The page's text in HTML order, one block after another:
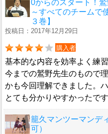
0からのスタート！
～すべてのチームで
３巻】
投稿日：2017年12月29日
購入者
基本的な内容を効率よく練
今までの鷲野先生のもので
かも今回理解できました。
とても分かりやすかったです
籠久マンツーマンデ
可）